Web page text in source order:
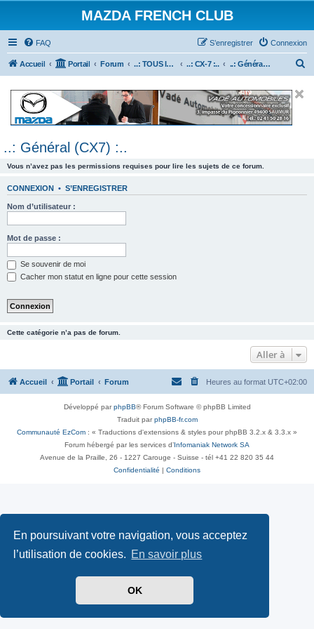
En poursuivant votre navigation, vous acceptez
l’utilisation de cookies. En savoir plus
OK
MAZDA FRENCH CLUB
FAQ Connexion
S’enregistrer
Accueil Portail Forum ..: TOUS les Véhicules MAZDA :.. ..: CX-7 :.. ..: Général (CX7) :..
e
..: Général (CX7) :..
Vous n’avez pas les permissions requises pour lire les sujets de ce forum.
CONNEXION • S’ENREGISTRER
Nom d’utilisateur :
Mot de passe :
Se souvenir de moi
Cacher mon statut en ligne pour cette session
Cette catégorie n’a pas de forum.
Aller à
Accueil Portail Forum Heures au format UTC+02:00
Développé parphpBB® Forum Software © phpBB Limited
Traduit parphpBB-fr.com
Communauté EzCom : « Traductions d'extensions & styles pour phpBB 3.2.x & 3.3.x »
Forum hébergé par les services d’ Infomaniak Network SA
Avenue de la Praille, 26 - 1227 Carouge - Suisse - tél +41 22 820 35 44
Confidentialité
Conditions